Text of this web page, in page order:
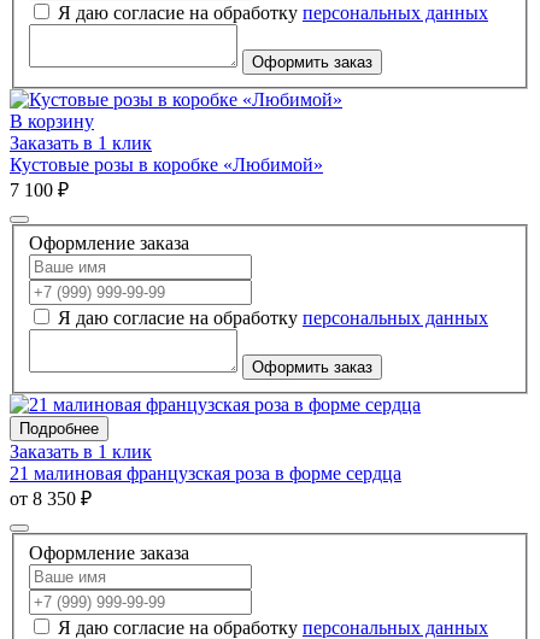
Я даю согласие на обработку персональных данных
Оформить заказ
В корзину
Заказать в 1 клик
Кустовые розы в коробке «Любимой»
7 100 ₽
Оформление заказа
Я даю согласие на обработку персональных данных
Оформить заказ
Подробнее
Заказать в 1 клик
21 малиновая французская роза в форме сердца
от 8 350 ₽
Оформление заказа
Я даю согласие на обработку персональных данных